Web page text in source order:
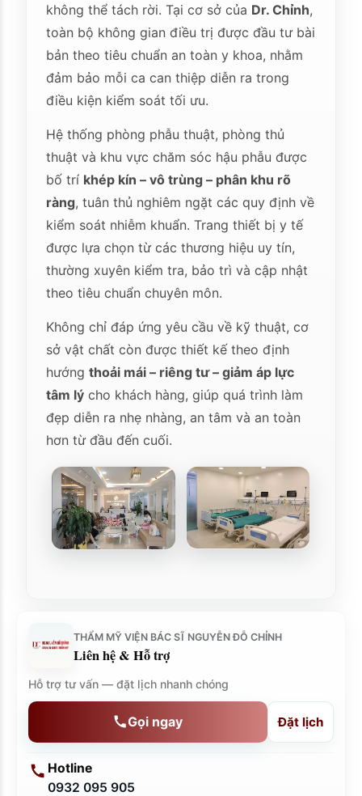
không thể tách rời. Tại cơ sở của Dr. Chỉnh,
toàn bộ không gian điều trị được đầu tư bài
bản theo tiêu chuẩn an toàn y khoa, nhằm
đảm bảo mỗi ca can thiệp diễn ra trong
điều kiện kiểm soát tối ưu.
Hệ thống phòng phẫu thuật, phòng thủ
thuật và khu vực chăm sóc hậu phẫu được
bố trí khép kín – vô trùng – phân khu rõ
ràng, tuân thủ nghiêm ngặt các quy định về
kiểm soát nhiễm khuẩn. Trang thiết bị y tế
được lựa chọn từ các thương hiệu uy tín,
thường xuyên kiểm tra, bảo trì và cập nhật
theo tiêu chuẩn chuyên môn.
Không chỉ đáp ứng yêu cầu về kỹ thuật, cơ
sở vật chất còn được thiết kế theo định
hướngthoải mái – riêng tư – giảm áp lực
tâm lý cho khách hàng, giúp quá trình làm
đẹp diễn ra nhẹ nhàng, an tâm và an toàn
hơn từ đầu đến cuối.
THẨM MỸ VIỆN BÁC SĨ NGUYỄN ĐỖ CHỈNH
Liên hệ & Hỗ trợ
Hỗ trợ tư vấn — đặt lịch nhanh chóng
Gọi ngay Đặt lịch
Hotline
0932 095 905